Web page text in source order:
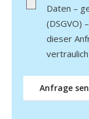
Daten –
(DSGVO)
dieser